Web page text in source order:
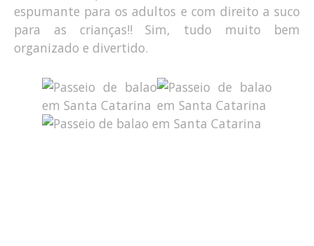
espumante para os adultos e com direito a suco
para as crianças!! Sim, tudo muito bem
organizado e divertido.